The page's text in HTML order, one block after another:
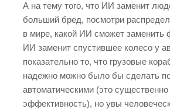
А на тему того, что ИИ заменит
больший бред, посмотри
в мире, какой ИИ сможет заменить
ИИ заменит спустившее колесо у
показательно то, что грузовые
надежно можно было бы сделать
автоматическими (это
эффективность), но увы